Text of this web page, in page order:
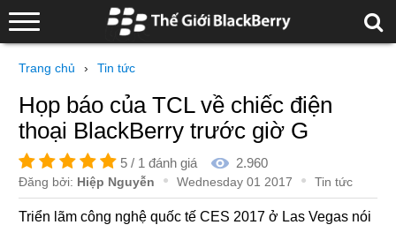
Trang chủ › Tin tức
Họp báo của TCL về chiếc điện
thoại BlackBerry trước giờ G
5 / 1 đánh giá 2.960
Đăng bởi: Hiệp Nguyễn Wednesday 01 2017 Tin tức
Triển lãm công nghệ quốc tế CES 2017 ở Las Vegas nói